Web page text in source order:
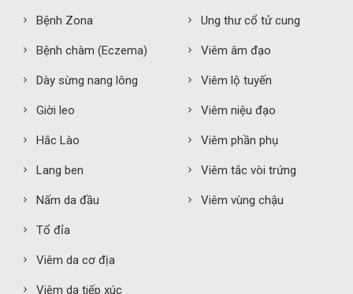
Bệnh Zona
Bệnh chàm (Eczema)
Dày sừng nang lông
Giời leo
Hắc Lào
Lang ben
Nấm da đầu
Tổ đỉa
Viêm da cơ địa
Viêm da tiếp xúc
Ung thư cổ tử cung
Viêm âm đạo
Viêm lộ tuyến
Viêm niệu đạo
Viêm phần phụ
Viêm tắc vòi trứng
Viêm vùng chậu